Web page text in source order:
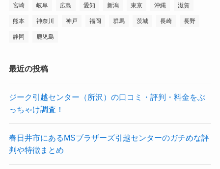
宮崎 岐阜 広島 愛知 新潟 東京 沖縄 滋賀
熊本 神奈川 神戸 福岡 群馬 茨城 長崎 長野
静岡 鹿児島
最近の投稿
ジーク引越センター（所沢）の口コミ・評判・料金をぶ
っちゃけ調査！
春日井市にあるMSブラザーズ引越センターのガチめな評
判や特徴まとめ